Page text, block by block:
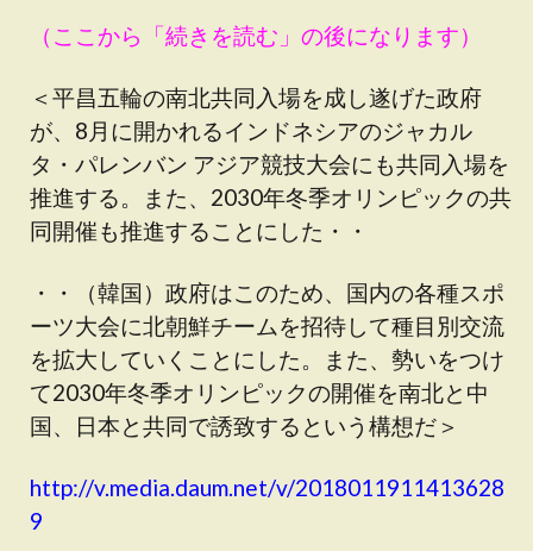
（ここから「続きを読む」の後になります）
＜平昌五輪の南北共同入場を成し遂げた政府
が、8月に開かれるインドネシアのジャカル
タ・パレンバン アジア競技大会にも共同入場を
推進する。また、2030年冬季オリンピックの共
同開催も推進することにした・・
・・（韓国）政府はこのため、国内の各種スポ
ーツ大会に北朝鮮チームを招待して種目別交流
を拡大していくことにした。また、勢いをつけ
て2030年冬季オリンピックの開催を南北と中
国、日本と共同で誘致するという構想だ＞
http://v.media.daum.net/v/2018011911413628
9